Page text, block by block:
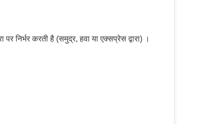
निर्भर करती है (समुद्र, हवा या एक्सप्रेस द्वारा) ।